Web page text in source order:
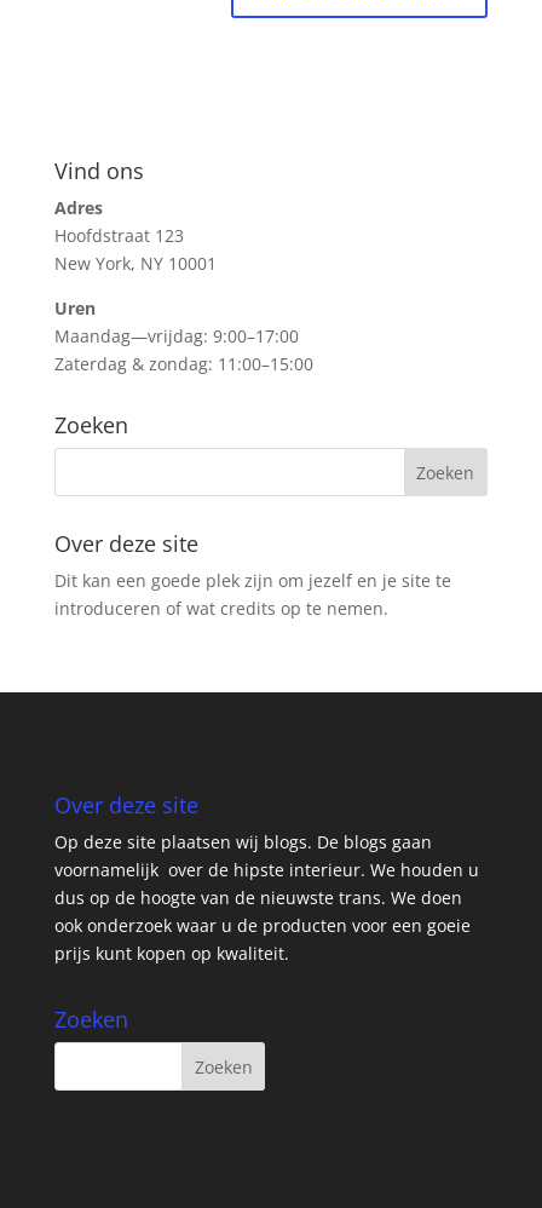
Vind ons
Adres
Hoofdstraat 123
New York, NY 10001
Uren
Maandag—vrijdag: 9:00–17:00
Zaterdag & zondag: 11:00–15:00
Zoeken
Over deze site
Dit kan een goede plek zijn om jezelf en je site te
introduceren of wat credits op te nemen.
Over deze site
Op deze site plaatsen wij blogs. De blogs gaan
voornamelijk over de hipste interieur. We houden u
dus op de hoogte van de nieuwste trans. We doen
ook onderzoek waar u de producten voor een goeie
prijs kunt kopen op kwaliteit.
Zoeken